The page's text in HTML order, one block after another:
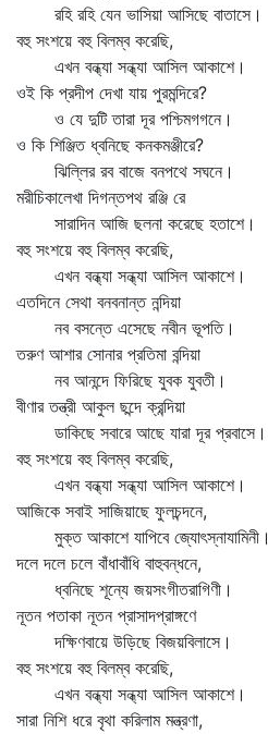
রহি রহি যেন ভাসিয়া আসিছে বাতাসে।
বহু সংশয়ে বহু বিলম্ব করেছি,
এখন বন্ধ্যা সন্ধ্যা আসিল আকাশে।
ওই কি প্রদীপ দেখা যায় পুরমন্দিরে?
ও যে দুটি তারা দূর পশ্চিমগগনে।
ও কি শিঞ্জিত ধ্বনিছে কনকমঞ্জীরে?
ঝিল্লির রব বাজে বনপথে সঘনে।
মরীচিকালেখা দিগন্তপথ রঞ্জি রে
সারাদিন আজি ছলনা করেছে হতাশে।
বহু সংশয়ে বহু বিলম্ব করেছি,
এখন বন্ধ্যা সন্ধ্যা আসিল আকাশে।
এতদিনে সেথা বনবনান্ত নন্দিয়া
নব বসন্তে এসেছে নবীন ভূপতি।
তরুণ আশার সোনার প্রতিমা বন্দিয়া
নব আনন্দে ফিরিছে যুবক যুবতী।
বীণার তন্ত্রী আকুল ছন্দে ক্রন্দিয়া
ডাকিছে সবারে আছে যারা দূর প্রবাসে।
বহু সংশয়ে বহু বিলম্ব করেছি,
এখন বন্ধ্যা সন্ধ্যা আসিল আকাশে।
আজিকে সবাই সাজিয়াছে ফুলচন্দনে,
মুক্ত আকাশে যাপিবে জ্যোৎস্নাযামিনী।
দলে দলে চলে বাঁধাবাঁধি বাহুবন্ধনে,
ধ্বনিছে শূন্যে জয়সংগীতরাগিণী।
নূতন পতাকা নূতন প্রাসাদপ্রাঙ্গণে
দক্ষিণবায়ে উড়িছে বিজয়বিলাসে।
বহু সংশয়ে বহু বিলম্ব করেছি,
এখন বন্ধ্যা সন্ধ্যা আসিল আকাশে।
সারা নিশি ধরে বৃথা করিলাম মন্ত্রণা,